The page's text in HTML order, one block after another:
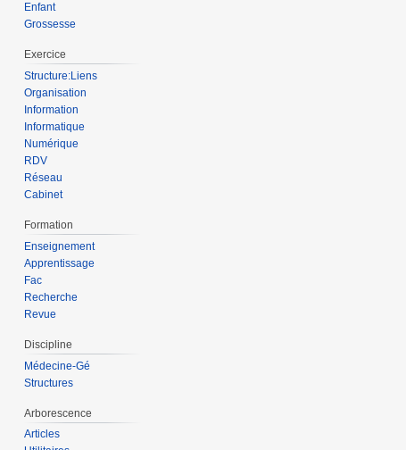
Enfant
Grossesse
Exercice
Structure:Liens
Organisation
Information
Informatique
Numérique
RDV
Réseau
Cabinet
Formation
Enseignement
Apprentissage
Fac
Recherche
Revue
Discipline
Médecine-Gé
Structures
Arborescence
Articles